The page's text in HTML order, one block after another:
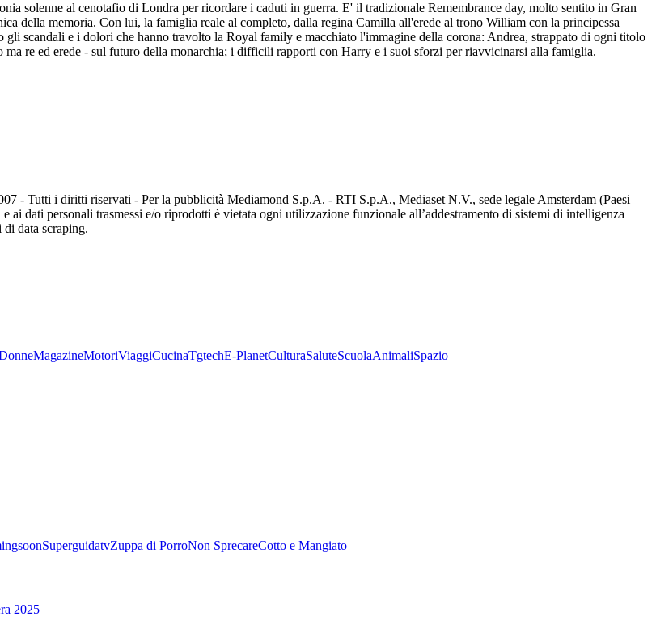
solenne al cenotafio di Londra per ricordare i caduti in guerra. E' il tradizionale Remembrance day, molto sentito in Gran
della memoria. Con lui, la famiglia reale al completo, dalla regina Camilla all'erede al trono William con la principessa
scandali e i dolori che hanno travolto la Royal family e macchiato l'immagine della corona: Andrea, strappato di ogni titolo
re ed erede - sul futuro della monarchia; i difficili rapporti con Harry e i suoi sforzi per riavvicinarsi alla famiglia.
- Tutti i diritti riservati - Per la pubblicità Mediamond S.p.A. - RTI S.p.A., Mediaset N.V., sede legale Amsterdam (Paesi
ai dati personali trasmessi e/o riprodotti è vietata ogni utilizzazione funzionale all’addestramento di sistemi di intelligenza
data scraping.
MagazineMotoriViaggiCucinaTgtechE-PlanetCulturaSaluteScuolaAnimaliSpazio
SuperguidatvZuppa di PorroNon SprecareCotto e Mangiato
2025